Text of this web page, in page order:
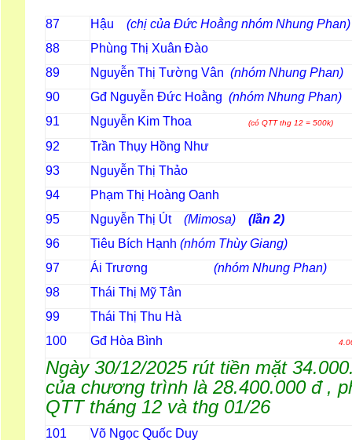
87 Hậu (chị của Đức Hoằng nhóm Nhung Phan)
88 Phùng Thị Xuân Đào
89 Nguyễn Thị Tường Vân (nhóm Nhung Phan)
90 Gđ Nguyễn Đức Hoằng (nhóm Nhung Phan)
91 Nguyễn Kim Thoa (có QTT thg 12 = 500k)
92 Trần Thụy Hồng Như
93 Nguyễn Thị Thảo
94 Phạm Thị Hoàng Oanh
95 Nguyễn Thị Út (Mimosa) (lần 2)
96 Tiêu Bích Hạnh (nhóm Thùy Giang)
97 Ái Trương (nhóm Nhung Phan)
98 Thái Thị Mỹ Tân
99 Thái Thị Thu Hà
100 Gđ Hòa Bình
Ngày 30/12/2025 rút tiền mặt
của chương trình là 28.400.000 đ ,
QTT tháng 12 và thg 01/26
101 Võ Ngọc Quốc Duy